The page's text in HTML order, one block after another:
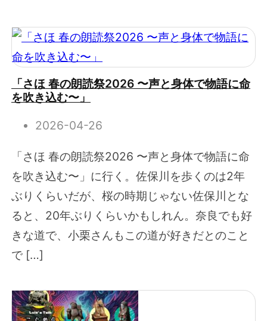
「さほ 春の朗読祭2026 〜声と身体で物語に命
を吹き込む〜」
2026-04-26
「さほ 春の朗読祭2026 〜声と身体で物語に命
を吹き込む〜」に行く。佐保川を歩くのは2年
ぶりくらいだが、桜の時期じゃない佐保川とな
ると、20年ぶりくらいかもしれん。奈良でも好
きな道で、小栗さんもこの道が好きだとのこと
で […]